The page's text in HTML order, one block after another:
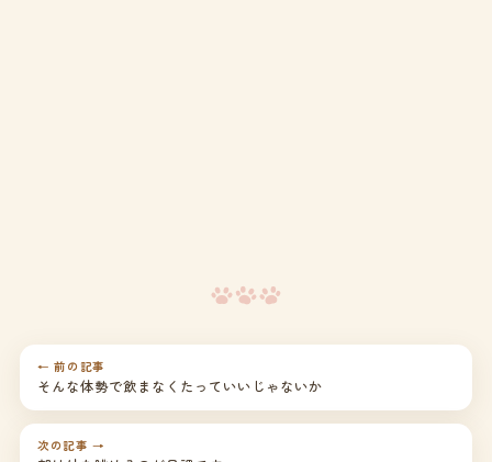
← 前の記事
そんな体勢で飲まなくたっていいじゃないか
次の記事 →